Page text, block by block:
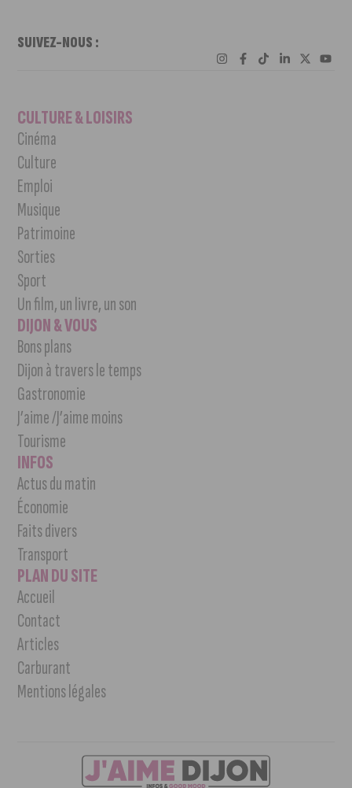
SUIVEZ-NOUS :
CULTURE & LOISIRS
Cinéma
Culture
Emploi
Musique
Patrimoine
Sorties
Sport
Un film, un livre, un son
DIJON & VOUS
Bons plans
Dijon à travers le temps
Gastronomie
J’aime /J’aime moins
Tourisme
INFOS
Actus du matin
Économie
Faits divers
Transport
PLAN DU SITE
Accueil
Contact
Articles
Carburant
Mentions légales